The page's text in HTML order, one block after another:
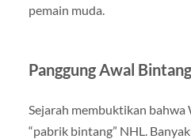
pemain muda.
Panggung Awal
Sejarah membuktikan bahwa
“pabrik bintang” NHL.